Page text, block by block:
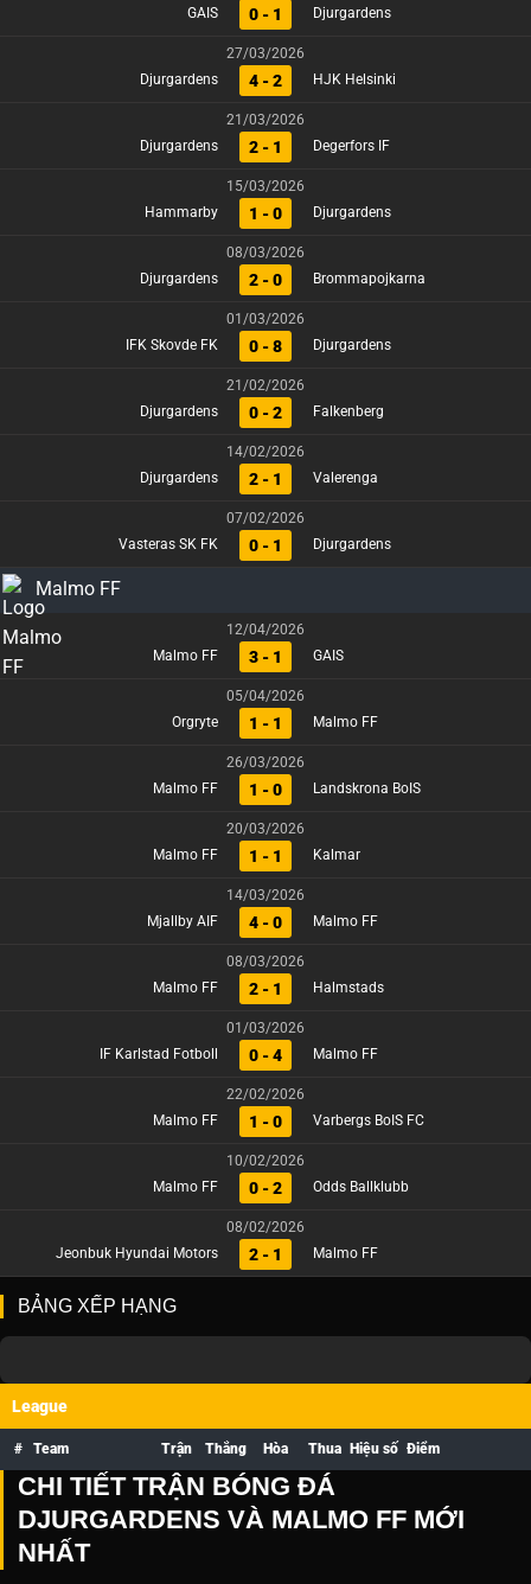
GAIS 0 - 1 Djurgardens
27/03/2026
Djurgardens
4 - 2 HJK Helsinki
21/03/2026
Djurgardens
2 - 1 Degerfors IF
15/03/2026
Hammarby
1 - 0 Djurgardens
08/03/2026
Djurgardens
2 - 0 Brommapojkarna
01/03/2026
IFK Skovde FK
0 - 8 Djurgardens
21/02/2026
Djurgardens
0 - 2 Falkenberg
14/02/2026
Djurgardens
2 - 1 Valerenga
07/02/2026
Vasteras SK FK
0 - 1 Djurgardens
Malmo FF
12/04/2026
Malmo FF
3 - 1 GAIS
05/04/2026
Orgryte
1 - 1 Malmo FF
26/03/2026
Malmo FF
1 - 0 Landskrona BoIS
20/03/2026
Malmo FF
1 - 1 Kalmar
14/03/2026
Mjallby AIF
4 - 0 Malmo FF
08/03/2026
Malmo FF
2 - 1 Halmstads
01/03/2026
IF Karlstad Fotboll
0 - 4 Malmo FF
22/02/2026
Malmo FF
1 - 0 Varbergs BoIS FC
10/02/2026
Malmo FF
0 - 2 Odds Ballklubb
08/02/2026
Jeonbuk Hyundai Motors
2 - 1 Malmo FF
BẢNG XẾP HẠNG
League
# Team Trận Thắng Hòa Thua Hiệu số Điểm
CHI TIẾT TRẬN BÓNG ĐÁ
DJURGARDENS VÀ MALMO FF MỚI
NHẤT